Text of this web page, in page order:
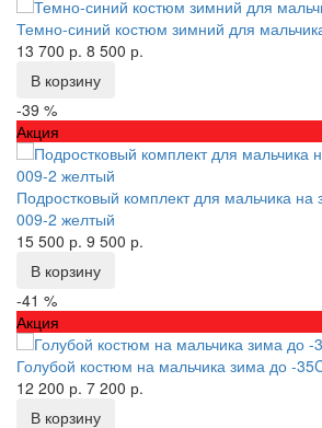
Темно-синий костюм зимний для
13 700 р. 8 500 р.
В корзину
-39 %
Акция
Подростковый комплект для мальчика на
009-2 желтый
15 500 р. 9 500 р.
В корзину
-41 %
Акция
Голубой костюм на мальчика зима до -
12 200 р. 7 200 р.
В корзину